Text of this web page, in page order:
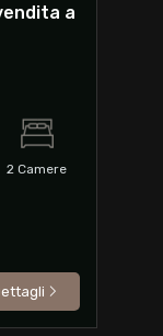
a
2 Camere